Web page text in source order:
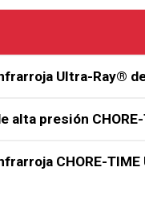
Ultra-Ray®
alta presión
CHORE-